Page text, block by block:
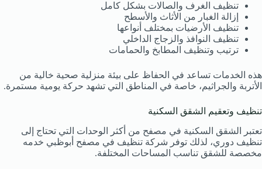
تنظيف الغرف والصالات بشكل كامل
إزالة الغبار من الأثاث والأسطح
تنظيف الأرضيات بمختلف أنواعها
تنظيف النوافذ والزجاج الداخلي
ترتيب وتنظيف المطابخ والحمامات
هذه الخدمات تساعد في الحفاظ على بيئة منزلية صحية خالية من
الأتربة والجراثيم، خاصة في المناطق التي تشهد حركة يومية مستمرة.
تنظيف وتعقيم الشقق السكنية
تعتبر الشقق السكنية في مصفح من أكثر الوحدات التي تحتاج إلى
تنظيف دوري، لذلك توفر شركة تنظيف في مصفح أبوظبي خدمه
مخصصة للشقق تناسب المساحات المختلفة.